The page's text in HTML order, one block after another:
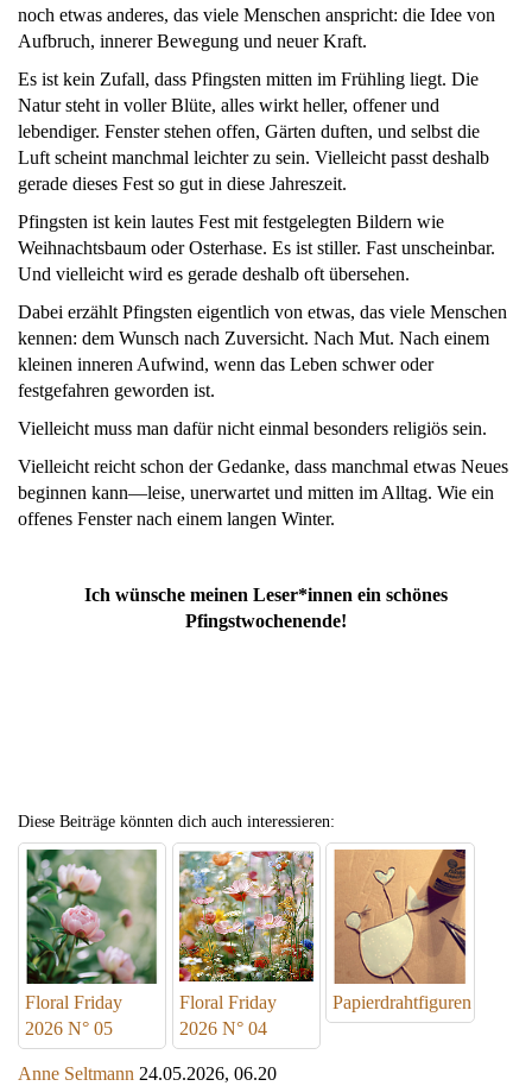
noch etwas anderes, das viele Menschen anspricht: die Idee von
Aufbruch, innerer Bewegung und neuer Kraft.
Es ist kein Zufall, dass Pfingsten mitten im Frühling liegt. Die
Natur steht in voller Blüte, alles wirkt heller, offener und
lebendiger. Fenster stehen offen, Gärten duften, und selbst die
Luft scheint manchmal leichter zu sein. Vielleicht passt deshalb
gerade dieses Fest so gut in diese Jahreszeit.
Pfingsten ist kein lautes Fest mit festgelegten Bildern wie
Weihnachtsbaum oder Osterhase. Es ist stiller. Fast unscheinbar.
Und vielleicht wird es gerade deshalb oft übersehen.
Dabei erzählt Pfingsten eigentlich von etwas, das viele Menschen
kennen: dem Wunsch nach Zuversicht. Nach Mut. Nach einem
kleinen inneren Aufwind, wenn das Leben schwer oder
festgefahren geworden ist.
Vielleicht muss man dafür nicht einmal besonders religiös sein.
Vielleicht reicht schon der Gedanke, dass manchmal etwas Neues
beginnen kann—leise, unerwartet und mitten im Alltag. Wie ein
offenes Fenster nach einem langen Winter.
Ich wünsche meinen Leser*innen ein schönes
Pfingstwochenende!
Diese Beiträge könnten dich auch interessieren:
Floral Friday
2026 N° 05
Floral Friday
2026 N° 04
Papierdrahtfiguren
Anne Seltmann 24.05.2026, 06.20